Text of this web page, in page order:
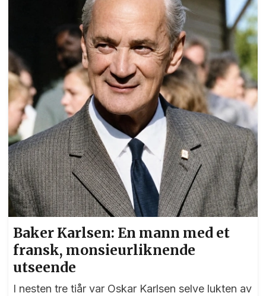
Baker Karlsen: En mann med et
fransk, monsieurliknende
utseende
I nesten tre tiår var Oskar Karlsen selve lukten av